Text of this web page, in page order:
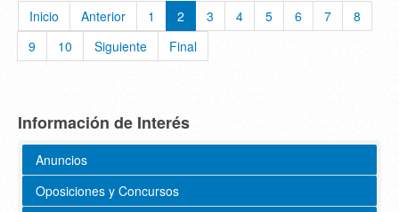
Inicio Anterior 1 2 3 4 5 6 7
8
9
10 Siguiente Final
Información de Interés
Anuncios
Oposiciones y Concursos